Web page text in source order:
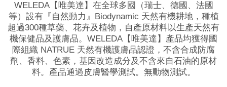
WELEDA【唯美達】在全球多國（瑞士、德國、法國
等）設有『自然動力』Biodynamic 天然有機耕地，種植
超過300種草藥、花卉及植物，自產原材料以生產天然有
機保健品及護膚品。WELEDA【唯美達】產品均獲得國
際組織 NATRUE 天然有機護膚品認證，不含合成防腐
劑、香料、色素，基因改造成分及不含來自石油的原材
料。產品通過皮膚醫學測試。無動物測試。